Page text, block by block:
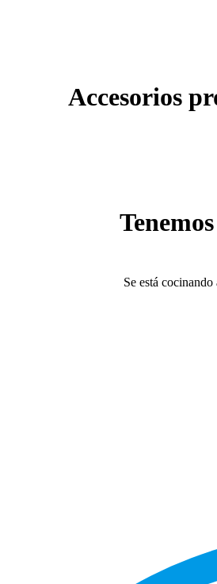
Accesorios
Se está